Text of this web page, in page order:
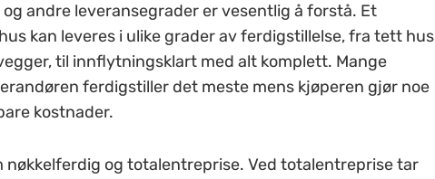
andre leveransegrader er vesentlig å forstå. Et
kan leveres i ulike grader av ferdigstillelse, fra tett hus
til innflytningsklart med alt komplett. Mange
ferdigstiller det meste mens kjøperen gjør noe
kostnader.
nøkkelferdig og totalentreprise. Ved totalentreprise tar